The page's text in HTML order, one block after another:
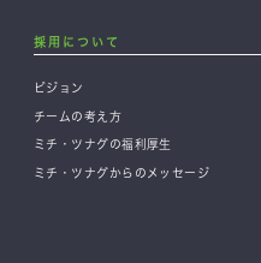
採用について
ビジョン
チームの考え方
ミチ・ツナグの福利厚生
ミチ・ツナグからのメッセージ